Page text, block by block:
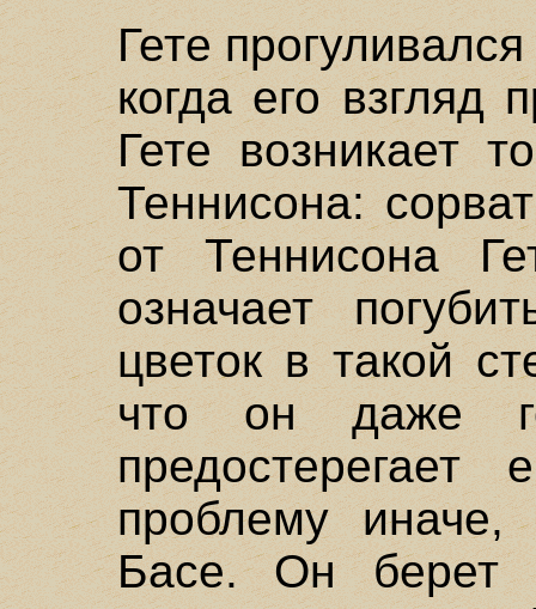
Гете
когда его взгляд
Гете возникает
Теннисона:
от Теннисона
означает
цветок в такой
что он даже
проблему
Басе. Он берет